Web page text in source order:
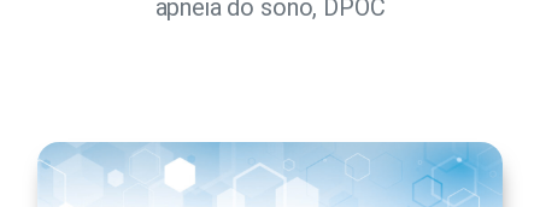
apneia do sono, DPOC